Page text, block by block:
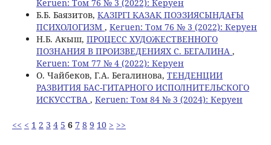
Keruen: Том 76 № 3 (2022): Керуен
Б.Б. Баязитов, ҚАЗІРГІ ҚАЗАҚ ПОЭЗИЯСЫНДАҒЫ
ПСИХОЛОГИЗМ , Keruen: Том 76 № 3 (2022): Керуен
Н.Б. Aкыш, ПРОЦЕСС ХУДОЖЕСТВЕННОГО
ПОЗНАНИЯ В ПРОИЗВЕДЕНИЯХ С. БЕГАЛИНА ,
Keruen: Том 77 № 4 (2022): Керуен
О. Чайбеков, Г.А. Бегалинова, ТЕНДЕНЦИИ
РАЗВИТИЯ БАС-ГИТАРНОГО ИСПОЛНИТЕЛЬСКОГО
ИСКУССТВА , Keruen: Том 84 № 3 (2024): Керуен
<< < 1 2 3 4 5 6 7 8 9 10 > >>